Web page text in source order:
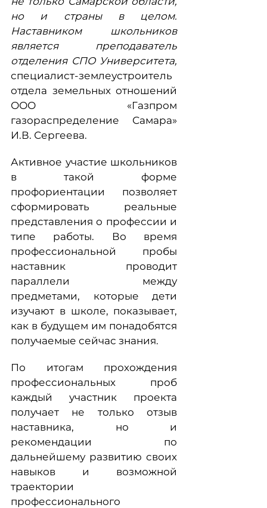
но и страны в целом.
Наставником школьников
является преподаватель
отделения СПО Университета,
специалист-землеустроитель
отдела земельных отношений
ООО «Газпром
газораспределение Самара»
И.В. Сергеева.
Активное участие школьников
в такой форме
профориентации позволяет
сформировать реальные
представления о профессии и
типе работы. Во время
профессиональной пробы
наставник проводит
параллели между
предметами, которые дети
изучают в школе, показывает,
как в будущем им понадобятся
получаемые сейчас знания.
По итогам прохождения
профессиональных проб
каждый участник проекта
получает не только отзыв
наставника, но и
рекомендации по
дальнейшему развитию своих
навыков и возможной
траектории
профессионального